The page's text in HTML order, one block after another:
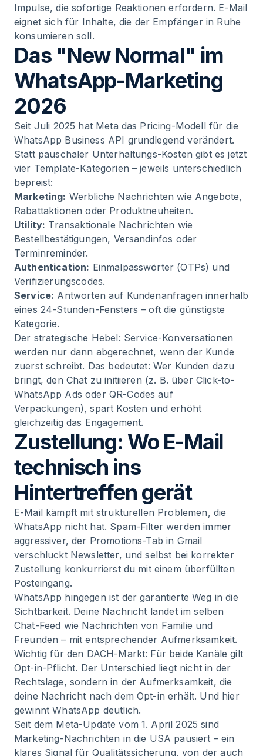
Impulse, die sofortige Reaktionen erfordern. E-Mail
eignet sich für Inhalte, die der Empfänger in Ruhe
konsumieren soll.
Das "New Normal" im
WhatsApp-Marketing
2026
Seit Juli 2025 hat Meta das Pricing-Modell für die
WhatsApp Business API grundlegend verändert.
Statt pauschaler Unterhaltungs-Kosten gibt es jetzt
vier Template-Kategorien – jeweils unterschiedlich
bepreist:
Marketing: Werbliche Nachrichten wie Angebote,
Rabattaktionen oder Produktneuheiten.
Utility: Transaktionale Nachrichten wie
Bestellbestätigungen, Versandinfos oder
Terminreminder.
Authentication: Einmalpasswörter (OTPs) und
Verifizierungscodes.
Service: Antworten auf Kundenanfragen innerhalb
eines 24-Stunden-Fensters – oft die günstigste
Kategorie.
Der strategische Hebel: Service-Konversationen
werden nur dann abgerechnet, wenn der Kunde
zuerst schreibt. Das bedeutet: Wer Kunden dazu
bringt, den Chat zu initiieren (z. B. über Click-to-
WhatsApp Ads oder QR-Codes auf
Verpackungen), spart Kosten und erhöht
gleichzeitig das Engagement.
Zustellung: Wo E-Mail
technisch ins
Hintertreffen gerät
E-Mail kämpft mit strukturellen Problemen, die
WhatsApp nicht hat. Spam-Filter werden immer
aggressiver, der Promotions-Tab in Gmail
verschluckt Newsletter, und selbst bei korrekter
Zustellung konkurrierst du mit einem überfüllten
Posteingang.
WhatsApp hingegen ist der garantierte Weg in die
Sichtbarkeit. Deine Nachricht landet im selben
Chat-Feed wie Nachrichten von Familie und
Freunden – mit entsprechender Aufmerksamkeit.
Wichtig für den DACH-Markt: Für beide Kanäle gilt
Opt-in-Pflicht. Der Unterschied liegt nicht in der
Rechtslage, sondern in der Aufmerksamkeit, die
deine Nachricht nach dem Opt-in erhält. Und hier
gewinnt WhatsApp deutlich.
Seit dem Meta-Update vom 1. April 2025 sind
Marketing-Nachrichten in die USA pausiert – ein
klares Signal für Qualitätssicherung, von der auch